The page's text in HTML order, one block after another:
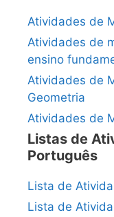
Atividades de
Atividades de
ensino
Atividades de
Geometria
Atividades de
Listas de
Português
Lista de
Lista de